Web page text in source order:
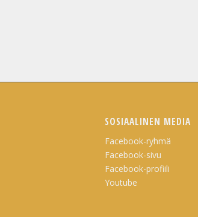
SOSIAALINEN MEDIA
Facebook-ryhmä
Facebook-sivu
Facebook-profiili
Youtube